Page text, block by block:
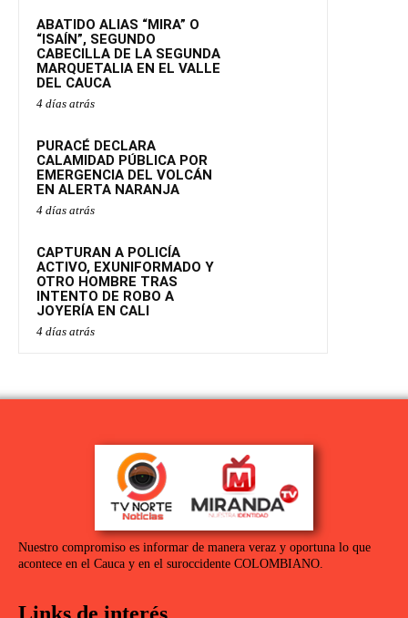
ABATIDO ALIAS “MIRA” O
“ISAÍN”, SEGUNDO
CABECILLA DE LA SEGUNDA
MARQUETALIA EN EL VALLE
DEL CAUCA
4 días atrás
PURACÉ DECLARA
CALAMIDAD PÚBLICA POR
EMERGENCIA DEL VOLCÁN
EN ALERTA NARANJA
4 días atrás
CAPTURAN A POLICÍA
ACTIVO, EXUNIFORMADO Y
OTRO HOMBRE TRAS
INTENTO DE ROBO A
JOYERÍA EN CALI
4 días atrás
Nuestro compromiso es informar de manera veraz y oportuna lo que
acontece en el Cauca y en el suroccidente COLOMBIANO.